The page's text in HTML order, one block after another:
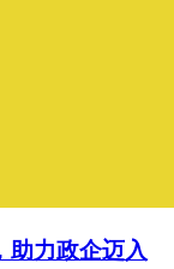
助力政企迈入